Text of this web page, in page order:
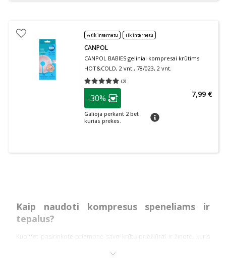
% tik internetu Tik internetu
CANPOL
CANPOL BABIES geliniai kompresai krūtims
HOT&COLD, 2 vnt., 78/023, 2 vnt.
(3)
Vidutinis įvertinimas 5.00
patarimas
Lojalumo klubo narių nuolaida
-30%
Galioja perkant 2 bet
kurias prekes.
patarimas
7,99 €
Kaip naudoti kompresus speneliams ir
tepalus?
Kuomet pasirinkote priemonę savo krūtų priežiūrai ir žinote, kuris